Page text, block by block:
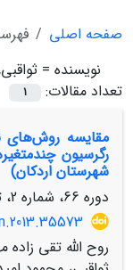
صفحه اصلی
نویسنده =
تعداد مقالات:
1
مقایسه روش‌های
رگرسیون
شهرستان اردکان)
دوره 66، شماره 2، تابستان 1392، صفحه
روح الله تقی